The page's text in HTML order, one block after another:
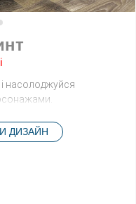
насолоджуйся
ДИЗАЙН